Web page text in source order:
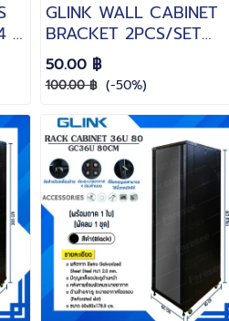
X
GLINK WALL CABINET
BRACKET 2PCS/SET
GWCB01
50.00 ฿
100.00 ฿ (-50%)